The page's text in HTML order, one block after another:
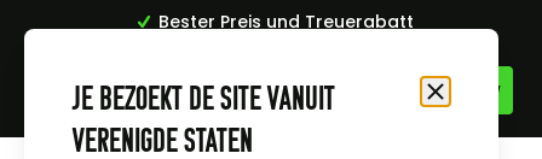
Bester Preis und Treuerabatt
Je bezoekt de site vanuit
Verenigde Staten
Schließen